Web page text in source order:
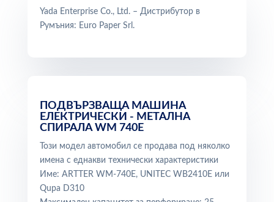
Yada Enterprise Co., Ltd. – Дистрибутор в
Румъния: Euro Paper Srl.
ПОДВЪРЗВАЩА МАШИНА
ЕЛЕКТРИЧЕСКИ - МЕТАЛНА
СПИРАЛА WM 740E
Този модел автомобил се продава под няколко
имена с еднакви технически характеристики
Име: ARTTER WM-740E, UNITEC WB2410E или
Qupa D310